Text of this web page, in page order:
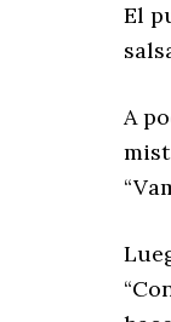
El
A